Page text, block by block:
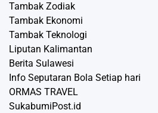
Tambak Zodiak
Tambak Ekonomi
Tambak Teknologi
Liputan Kalimantan
Berita Sulawesi
Info Seputaran Bola Setiap hari
ORMAS TRAVEL
SukabumiPost.id